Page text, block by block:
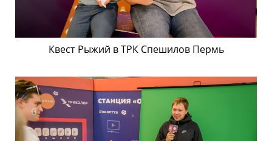
Квест Рыжий в ТРК Спешилов Пермь